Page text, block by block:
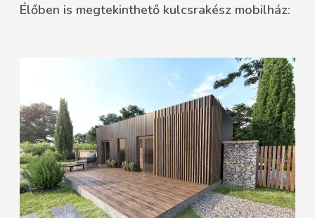
Élőben is megtekinthető kulcsrakész mobilház: